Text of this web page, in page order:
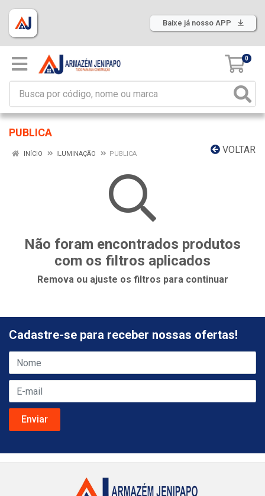
Baixe já nosso APP
0
PUBLICA
VOLTAR
INÍCIO ILUMINAÇÃO PUBLICA
Não foram encontrados produtos
com os filtros aplicados
Remova ou ajuste os filtros para continuar
Cadastre-se para receber nossas ofertas!